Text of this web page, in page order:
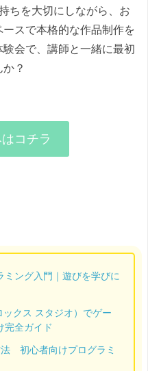
ちを大切にしながら、お
スで本格的な作品制作を
会で、講師と一緒に最初
？
コチラ
ング入門｜遊びを学びに
クス スタジオ）でゲー
完全ガイド
初心者向けプログラミ